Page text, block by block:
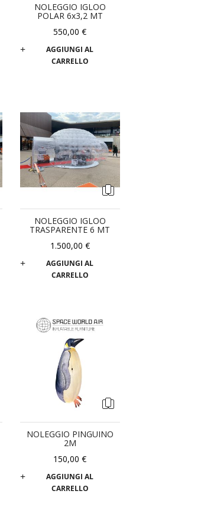
NOLEGGIO IGLOO
POLAR 6x3,2 MT
550,00 €
AGGIUNGI AL
CARRELLO
NOLEGGIO IGLOO
TRASPARENTE 6 MT
1.500,00 €
AGGIUNGI AL
CARRELLO
NOLEGGIO PINGUINO
2M
150,00 €
AGGIUNGI AL
CARRELLO